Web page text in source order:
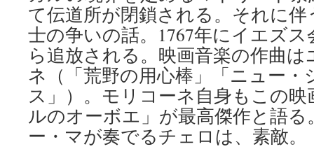
て伝道所が閉鎖される。それに
士の争いの話。1767年にイエズ
ら追放される。映画音楽の作曲
ネ（「荒野の用心棒」「ニュー
ス」）。モリコーネ自身もこの
ルのオーボエ」が最高傑作と語
ー・マが奏でるチェロは、素敵。